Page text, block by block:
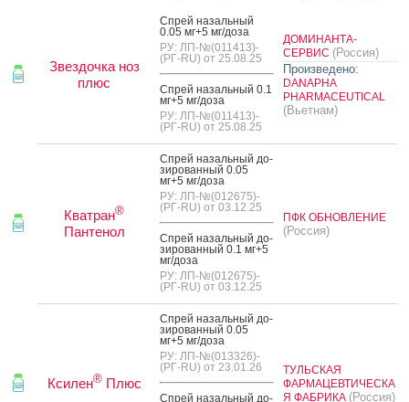
Звездочка ноз
плюс
Спрей на­заль­ный
0.05 мг+5 мг/до­за
РУ: ЛП-№(011413)-
(РГ-RU) от 25.08.25
Спрей на­заль­ный 0.1
мг+5 мг/до­за
РУ: ЛП-№(011413)-
(РГ-RU) от 25.08.25
ДОМИНАНТА-
СЕРВИС (Россия)
Произведено:
DANAPHA
PHARMACEUTICAL
(Вьетнам)
Кватран®
Пантенол
Спрей на­заль­ный до­
зиро­ван­ный 0.05
мг+5 мг/до­за
РУ: ЛП-№(012675)-
(РГ-RU) от 03.12.25
Спрей на­заль­ный до­
зиро­ван­ный 0.1 мг+5
мг/до­за
РУ: ЛП-№(012675)-
(РГ-RU) от 03.12.25
ПФК ОБНОВЛЕНИЕ
(Россия)
Ксилен®Плюс
Спрей на­заль­ный до­
зиро­ван­ный 0.05
мг+5 мг/до­за
РУ: ЛП-№(013326)-
(РГ-RU) от 23.01.26
Спрей на­заль­ный до­
ТУЛЬСКАЯ
ФАРМАЦЕВТИЧЕСКА
Я ФАБРИКА (Россия)